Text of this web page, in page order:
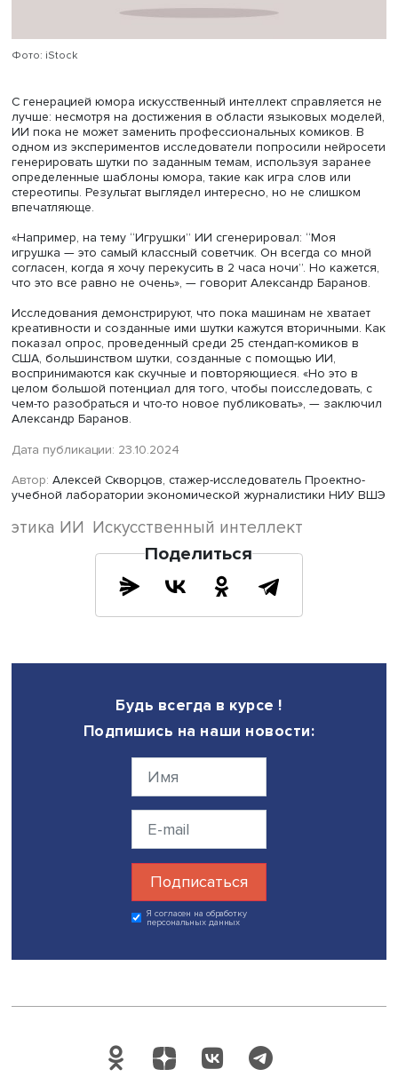
формулу идеального анекдота. Но когда он его
рассказал, никто не смеялся. Кроме других
интеллектов».
Проблема в том, что машины пока не способны в
мере понять, что делает шутку действительно смешной.
этого исследователи создают огромные датасеты с
примерами юмора и стараются обучить модели на их
Однако, как признает Александр Баранов,
модели справляются с задачей далеко не идеально.
Проведенные тесты показали, что алгоритмы,
обрабатывать другие.
Задачи, связанные с детекцией и генерацией юмора,
разделить на три направления: выявление (детекция)
юмористических элементов, их генерация и попытки
объяснения, почему конкретная шутка считается
практике оказалось, что даже самые продвинутые
сталкиваются с трудностями, так как юмор крайне
контекстуален и зависит от множества факторов.
«Мы с коллегами обучили несколько моделей на
рассказал Александр Баранов. — Ожидалось, что в
но оказалось, ничего не работает. Все, кто говорил, что
задача детекции юмора очень классно решена,
С генерацией юмора искусственный интеллект
лучше: несмотря на достижения в области языковых
одном из экспериментов исследователи попросили
стереотипы. Результат выглядел интересно, но не
«Например, на тему “Игрушки” ИИ сгенерировал: “Моя